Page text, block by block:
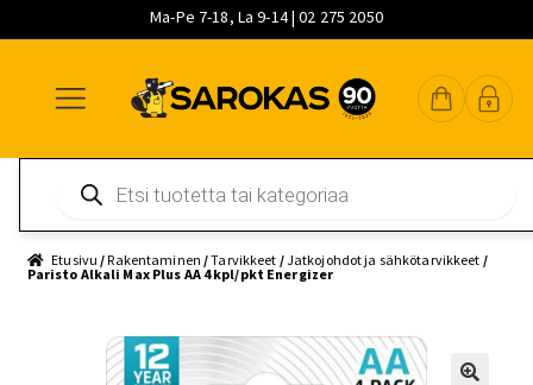
Ma-Pe 7-18, La 9-14 | 02 275 2050
navigointiin
sisältöön
pääsisältöön
search
Etusivu /Rakentaminen /Tarvikkeet /Jatkojohdot ja sähkötarvikkeet /
Paristo Alkali Max Plus AA 4 kpl/pkt Energizer